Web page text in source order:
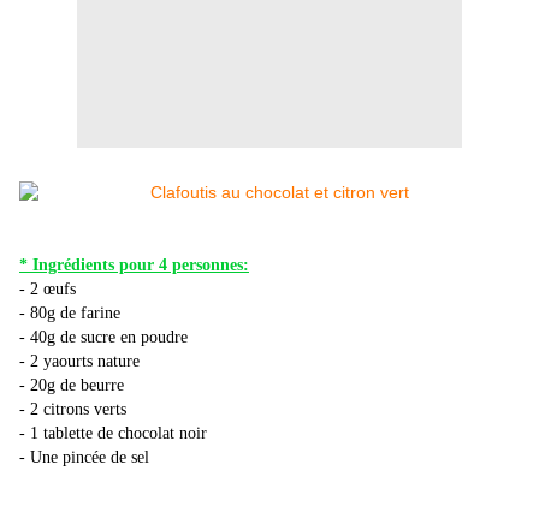
* Ingrédients pour 4 personnes:
- 2 œufs
- 80g de farine
- 40g de sucre en poudre
- 2 yaourts nature
- 20g de beurre
- 2 citrons verts
- 1 tablette de chocolat noir
- Une pincée de sel